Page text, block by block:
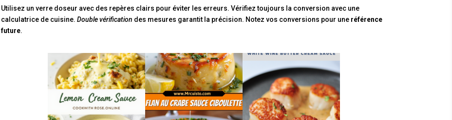
Utilisez un verre doseur avec des repères clairs pour éviter les erreurs. Vérifiez toujours la conversion avec une
calculatrice de cuisine. Double vérification des mesures garantit la précision. Notez vos conversions pour une référence
future.